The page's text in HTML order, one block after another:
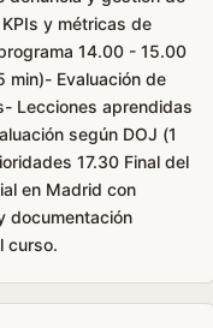
y métricas de
14.00 - 15.00
min)- Evaluación de
Lecciones aprendidas
según DOJ (1
17.30 Final del
en Madrid con
documentación
curso.